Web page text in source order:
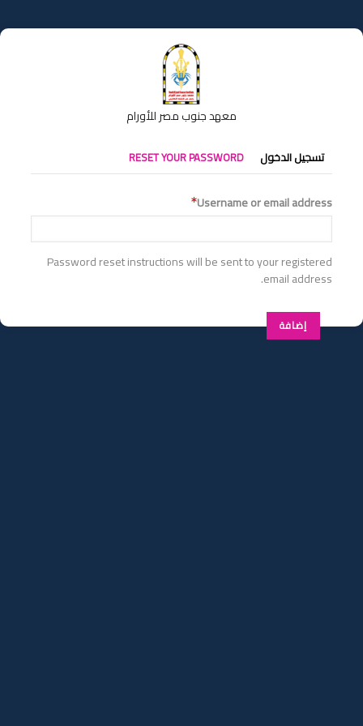
إلى
المحتوى
معهد جنوب مصر للأورام
التبويبات
الأساسية
تسجيل الدخول RESET YOUR PASSWORD
Username or email address
Password reset instructions will be sent to your registered
email address.